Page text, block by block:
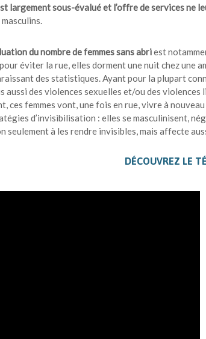
largement sous-évalué et l’offre de services ne
du nombre de femmes sans abriest
éviter la rue, elles dorment une nuit chez une
des statistiques. Ayant pour la plupart
aussi des violences sexuelles et/ou des
ces femmes vont, une fois en rue, vivre à
d’invisibilisation : elles se masculinisent,
seulement à les rendre invisibles, mais affecte
DÉCOUVREZ LE